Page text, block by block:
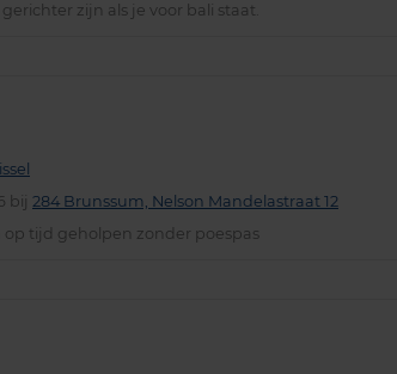
zijn als je voor bali staat.
bij 284 Brunssum, Nelson Mandelastraat 12
op tijd geholpen zonder poespas